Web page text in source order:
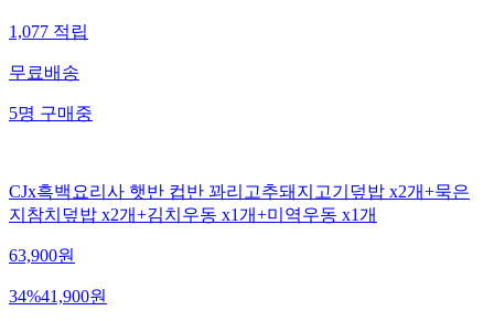
1,077적립
무료배송
5명구매중
CJx흑백요리사 햇반 컵반 꽈리고추돼지고기덮밥 x2개+묵은
지참치덮밥 x2개+김치우동 x1개+미역우동 x1개
63,900원
34%41,900원